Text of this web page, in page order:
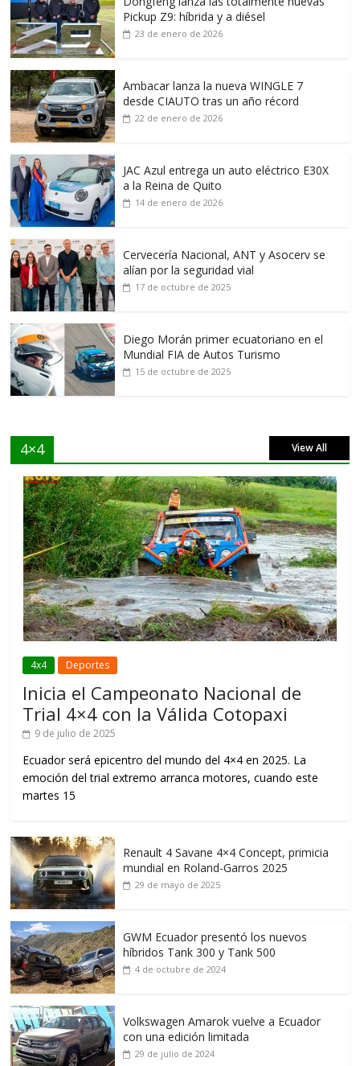
Pickup Z9: híbrida y a diésel
23 de enero de 2026
Ambacar lanza la nueva WINGLE 7
desde CIAUTO tras un año récord
22 de enero de 2026
JAC Azul entrega un auto eléctrico E30X
a la Reina de Quito
14 de enero de 2026
Cervecería Nacional, ANT y Asocerv se
alían por la seguridad vial
17 de octubre de 2025
Diego Morán primer ecuatoriano en el
Mundial FIA de Autos Turismo
15 de octubre de 2025
4×4 View All
4x4 Deportes
Inicia el Campeonato Nacional de
Trial 4×4 con la Válida Cotopaxi
9 de julio de 2025
Ecuador será epicentro del mundo del 4×4 en 2025. La
emoción del trial extremo arranca motores, cuando este
martes 15
Renault 4 Savane 4×4 Concept, primicia
mundial en Roland-Garros 2025
29 de mayo de 2025
GWM Ecuador presentó los nuevos
híbridos Tank 300 y Tank 500
4 de octubre de 2024
Volkswagen Amarok vuelve a Ecuador
con una edición limitada
29 de julio de 2024